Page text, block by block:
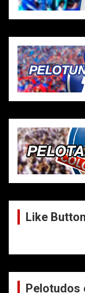
Like Button
Pelotudos